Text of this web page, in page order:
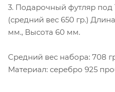
3. Подарочный футляр под
(средний вес 650 гр.)
мм., Высота 60 мм.
Средний вес набора: 708
Материал: серебро 925